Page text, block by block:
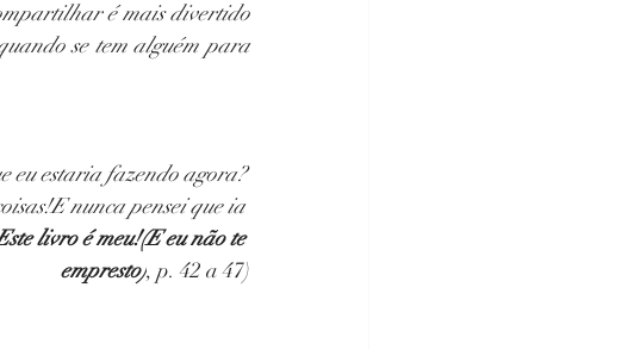
é mais divertido
se tem alguém para
eu estaria fazendo agora?
nunca pensei que ia
livro é meu!(E eu não te
empresto), p. 42 a 47)